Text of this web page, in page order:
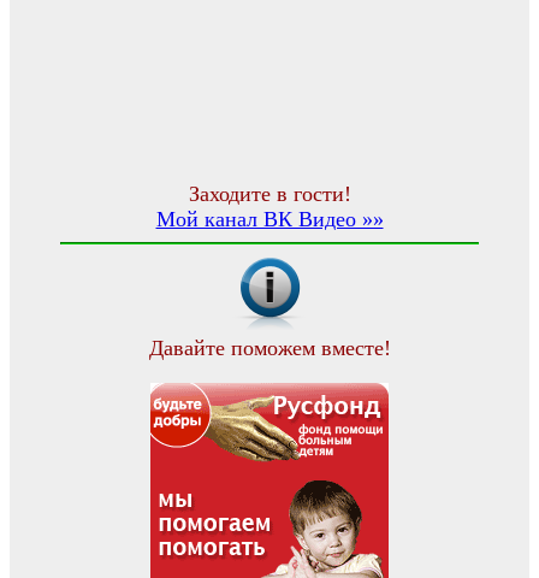
Заходите в гости!
Мой канал ВК Видео »»
Давайте поможем вместе!